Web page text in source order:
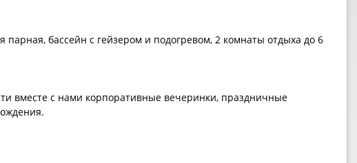
парная, бассейн с гейзером и подогревом, 2 комнаты отдыха до 6
вместе с нами корпоративные вечеринки, праздничные